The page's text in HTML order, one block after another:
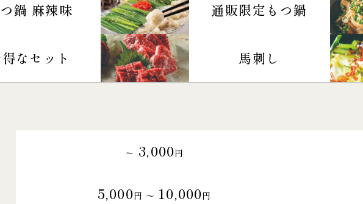
鍋 麻辣味 通販限定もつ鍋
なセット 馬刺し
～ 3,000円
5,000円 〜 10,000円